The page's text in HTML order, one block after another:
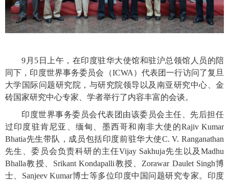
9 月 5 日上午，在印度驻华大使馆和驻沪总领馆人员的陪
同下，印度世界事务委员会（ICWA ）代表团一行访问了复旦
大学国际问题研究院，与研究院领导以及南亚研究中心、金
砖国家研究中心专家、学者举行了内容丰富的会谈。
印度世界事务委员会代表团由该委员会主任、先后担任
过印度驻肯尼亚、缅甸、墨西哥和南非大使的Rajiv Kumar
Bhatia先生带队，成员包括印度前驻华大使C. V. Ranganathan
先生、委员会负责科研的主任Vijay Sakhuja先生以及Madhu
Bhalla教授、 Srikant Kondapalli教授、 Zorawar Daulet Singh博
士、 Sanjeev Kumar博士等多位印度中国问题研究专家。印度